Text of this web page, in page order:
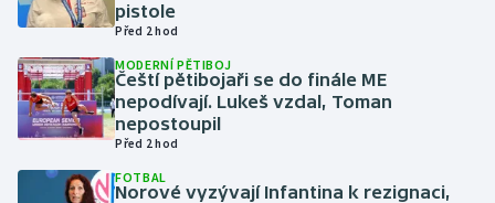
Lezení
Lyže a snowboard
Moderní pětiboj
Motorsport
pistole
Před 2 hod
MODERNÍ PĚTIBOJ
Čeští pětibojaři se do finále ME
nepodívají. Lukeš vzdal, Toman
nepostoupil
Před 2 hod
FOTBAL
Norové vyzývají Infantina k rezignaci,